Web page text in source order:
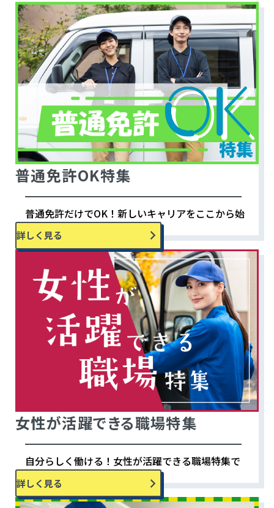
普通免許OK特集
普通免許だけでOK！新しいキャリアをここから始
めよう！
詳しく見る
女性が活躍できる職場特集
自分らしく働ける！女性が活躍できる職場特集で
す。
詳しく見る